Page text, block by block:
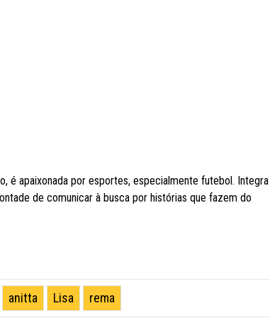
é apaixonada por esportes, especialmente futebol.
de comunicar à busca por histórias que fazem do
anitta Lisa rema